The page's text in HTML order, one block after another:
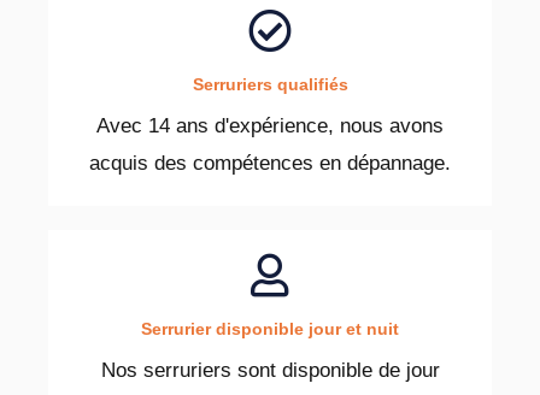
Serruriers qualifiés
Avec 14 ans d'expérience, nous avons
acquis des compétences en dépannage.
Serrurier disponible jour et nuit
Nos serruriers sont disponible de jour